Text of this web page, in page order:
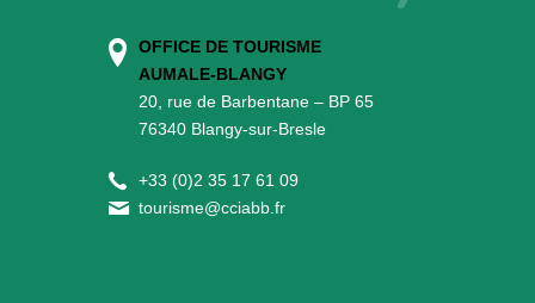
OFFICE DE TOURISME
AUMALE-BLANGY
20, rue de Barbentane – BP 65
76340 Blangy-sur-Bresle
+33 (0)2 35 17 61 09
tourisme@cciabb.fr